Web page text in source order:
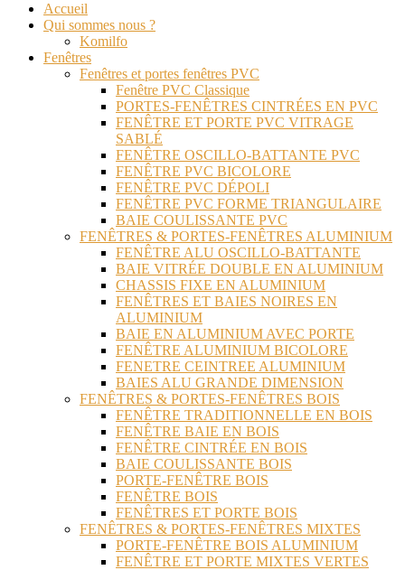
Accueil
Qui sommes nous ?
Komilfo
Fenêtres
Fenêtres et portes fenêtres PVC
Fenêtre PVC Classique
PORTES-FENÊTRES CINTRÉES EN PVC
FENÊTRE ET PORTE PVC VITRAGE
SABLÉ
FENÊTRE OSCILLO-BATTANTE PVC
FENÊTRE PVC BICOLORE
FENÊTRE PVC DÉPOLI
FENÊTRE PVC FORME TRIANGULAIRE
BAIE COULISSANTE PVC
FENÊTRES & PORTES-FENÊTRES ALUMINIUM
FENÊTRE ALU OSCILLO-BATTANTE
BAIE VITRÉE DOUBLE EN ALUMINIUM
CHASSIS FIXE EN ALUMINIUM
FENÊTRES ET BAIES NOIRES EN
ALUMINIUM
BAIE EN ALUMINIUM AVEC PORTE
FENÊTRE ALUMINIUM BICOLORE
FENETRE CEINTREE ALUMINIUM
BAIES ALU GRANDE DIMENSION
FENÊTRES & PORTES-FENÊTRES BOIS
FENÊTRE TRADITIONNELLE EN BOIS
FENÊTRE BAIE EN BOIS
FENÊTRE CINTRÉE EN BOIS
BAIE COULISSANTE BOIS
PORTE-FENÊTRE BOIS
FENÊTRE BOIS
FENÊTRES ET PORTE BOIS
FENÊTRES & PORTES-FENÊTRES MIXTES
PORTE-FENÊTRE BOIS ALUMINIUM
FENÊTRE ET PORTE MIXTES VERTES